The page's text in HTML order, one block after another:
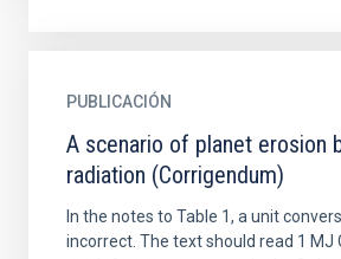
PUBLICACIÓN
A scenario of planet erosion
radiation (Corrigendum)
In the notes to Table 1, a unit
incorrect. The text should read 1 MJ